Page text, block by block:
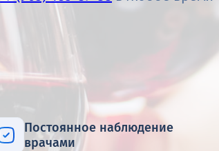
Постоянное наблюдение
врачами